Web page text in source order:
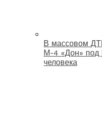
В массовом
М-4 «Дон» под
человека